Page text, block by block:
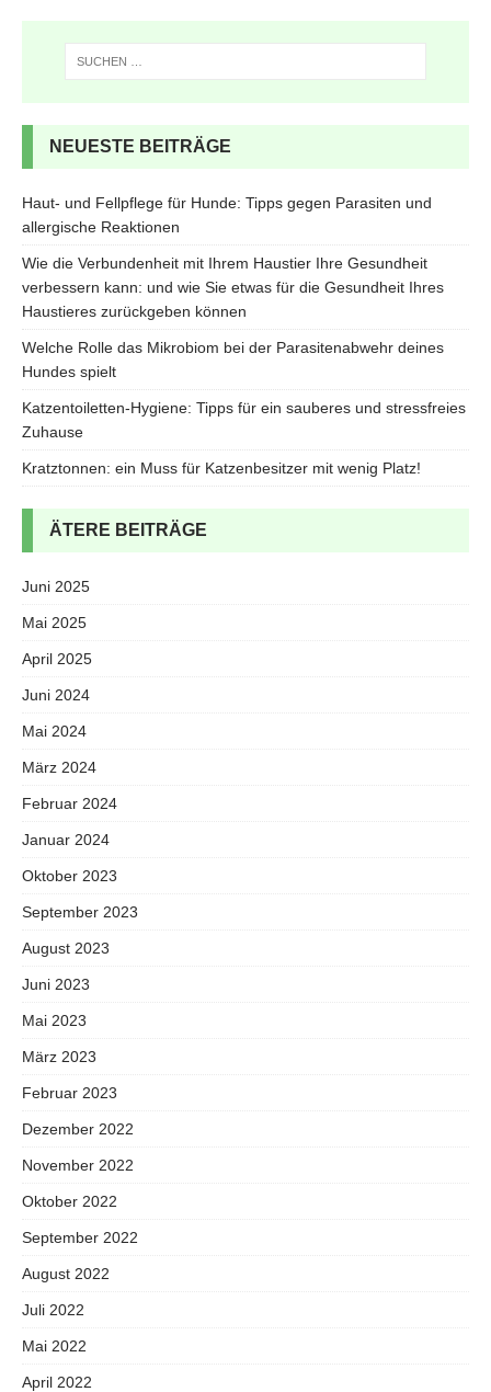
NEUESTE BEITRÄGE
Haut- und Fellpflege für Hunde: Tipps gegen Parasiten und
allergische Reaktionen
Wie die Verbundenheit mit Ihrem Haustier Ihre Gesundheit
verbessern kann: und wie Sie etwas für die Gesundheit Ihres
Haustieres zurückgeben können
Welche Rolle das Mikrobiom bei der Parasitenabwehr deines
Hundes spielt
Katzentoiletten-Hygiene: Tipps für ein sauberes und stressfreies
Zuhause
Kratztonnen: ein Muss für Katzenbesitzer mit wenig Platz!
ÄTERE BEITRÄGE
Juni 2025
Mai 2025
April 2025
Juni 2024
Mai 2024
März 2024
Februar 2024
Januar 2024
Oktober 2023
September 2023
August 2023
Juni 2023
Mai 2023
März 2023
Februar 2023
Dezember 2022
November 2022
Oktober 2022
September 2022
August 2022
Juli 2022
Mai 2022
April 2022